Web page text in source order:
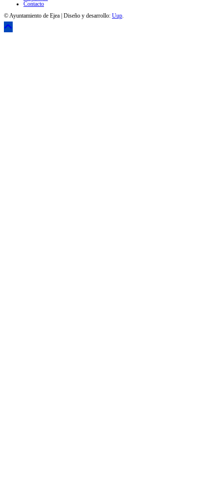
Contacto
© Ayuntamiento de Ejea | Diseño y desarrollo: Uup.